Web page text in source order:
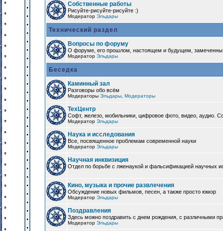
Собственные работы
Рисуйте-рисуйте-рисуйте :)
Модератор Эльдары
Технический раздел
Вопросы по форуму
О форуме, его прошлом, настоящем и будущем,
Модератор Эльдары
Беседка
Каминный зал
Разговоры обо всём
Модераторы Эльдары Модераторы
ТехЦентр
Софт, железо, мобильники, цифровое фото, видео, аудио.
Модератор Эльдары
Наука и исследования
Все, посвященное проблемам современной науки
Модератор Эльдары
Научная инквизиция
Отдел по борьбе с лженаукой и фальсификацией научных
Кино, музыка и прочие развлечения
Обсуждение новых фильмов, песен, а также просто юмор
Модератор Эльдары
Поздравления
Здесь можно поздравить с днем рождения, с различными
Модератор Эльдары